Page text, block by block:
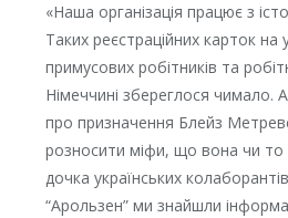
«Наша організація працює з
Таких реєстраційних карток на
примусових робітників та
Німеччині збереглося чимало.
про призначення Блейз
розносити міфи, що вона чи то
дочка українських
“Арользен” ми знайшли